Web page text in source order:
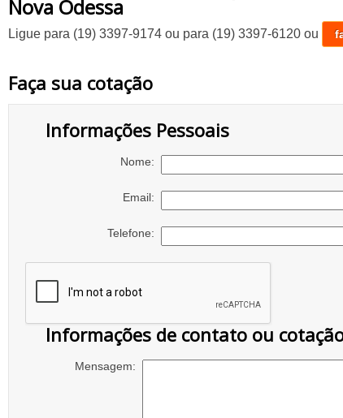
Nova Odessa
Ligue para (19) 3397-9174 ou para (19) 3397-6120 ou
Faça sua cotação
Informações Pessoais
Nome:
Email:
Telefone:
Informações de contato ou
Mensagem: